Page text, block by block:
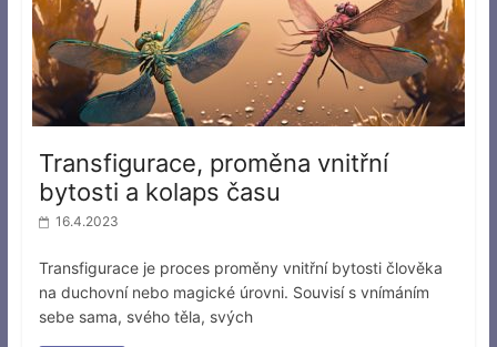
Transfigurace, proměna vnitřní
bytosti a kolaps času
16.4.2023
Transfigurace je proces proměny vnitřní bytosti člověka
na duchovní nebo magické úrovni. Souvisí s vnímáním
sebe sama, svého těla, svých